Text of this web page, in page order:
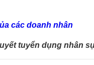
tuyển dụng nhân